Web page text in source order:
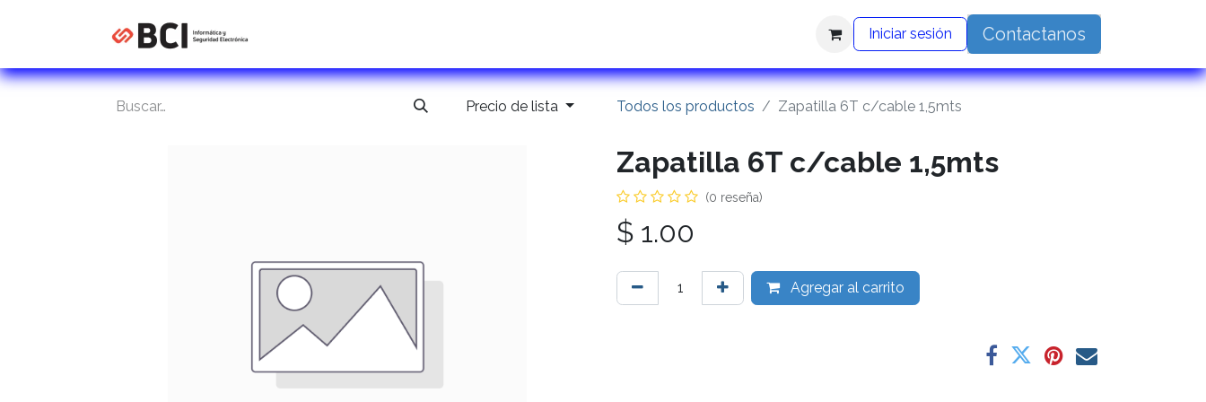
Iniciar sesión Contactanos
Precio de lista Todos los productos Zapatilla 6T c/cable 1,5mts
Zapatilla 6T c/cable 1,5mts
(0 reseña)
$ 1.00
Agregar al carrito